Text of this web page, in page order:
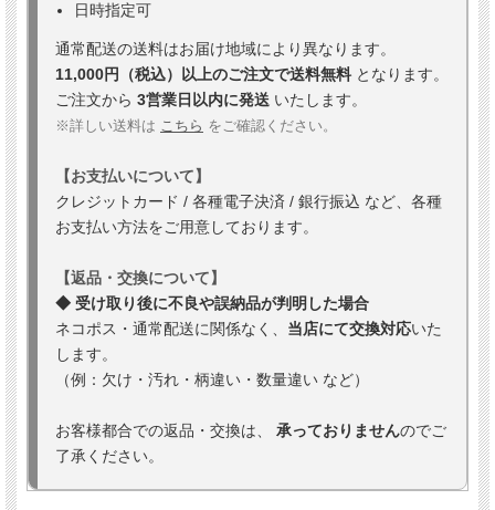
日時指定可
通常配送の送料はお届け地域により異なります。
11,000円（税込）以上のご注文で送料無料 となります。
ご注文から 3営業日以内に発送 いたします。
※詳しい送料は こちら をご確認ください。
【お支払いについて】
クレジットカード / 各種電子決済 / 銀行振込 など、各種
お支払い方法をご用意しております。
【返品・交換について】
◆ 受け取り後に不良や誤納品が判明した場合
ネコポス・通常配送に関係なく、 当店にて交換対応いた
します。
（例：欠け・汚れ・柄違い・数量違い など）
お客様都合での返品・交換は、 承っておりませんのでご
了承ください。